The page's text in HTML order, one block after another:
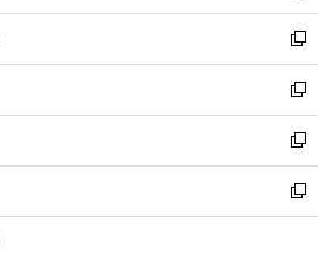
開
く
ウ
で
開
く
ン
ド
ウ
で
開
く
ウ
ィ
ン
ド
ウ
で
開
く
し
い
ウ
ィ
ン
ド
ウ
で
開
新
し
い
ウ
ィ
ン
ド
ウ
新
し
い
ウ
ィ
ン
新
し
い
ウ
新
し